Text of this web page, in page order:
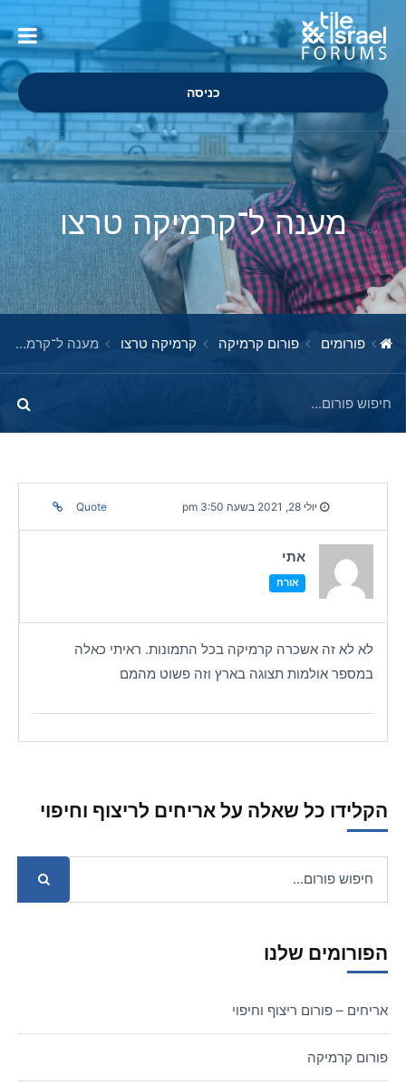
כניסה
מענה ל־קרמיקה טרצו
פורומים פורום קרמיקה קרמיקה טרצו מענה ל־קרמיקה טרצו
יולי 28, 2021 בשעה 3:50 pm Quote
אתי
אורח
לא לא זה אשכרה קרמיקה בכל התמונות. ראיתי כאלה
במספר אולמות תצוגה בארץ וזה פשוט מהמם
הקלידו כל שאלה על אריחים לריצוף וחיפוי
הפורומים שלנו
אריחים – פורום ריצוף וחיפוי
פורום קרמיקה